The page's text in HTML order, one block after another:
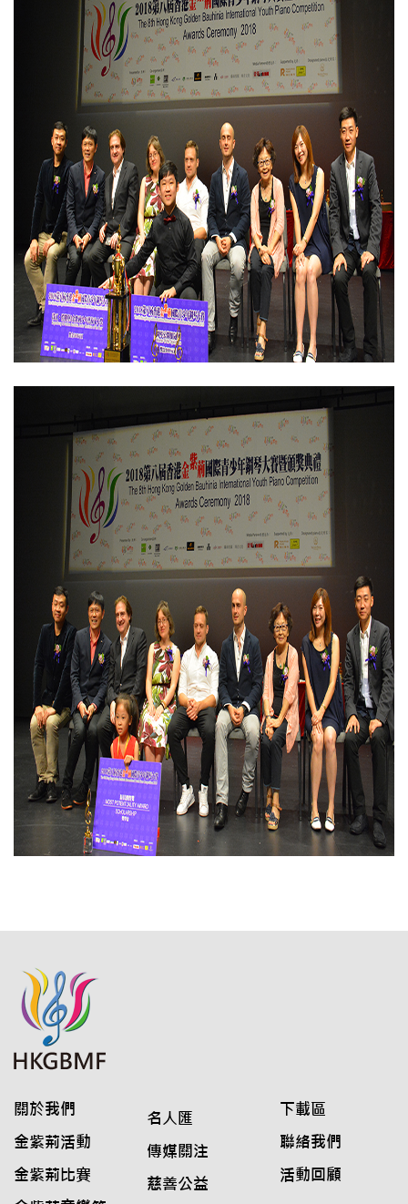
關於我們
金紫荊活動
金紫荊比賽
名人匯
傳媒關注
慈善公益
下載區
聯絡我們
活動回顧